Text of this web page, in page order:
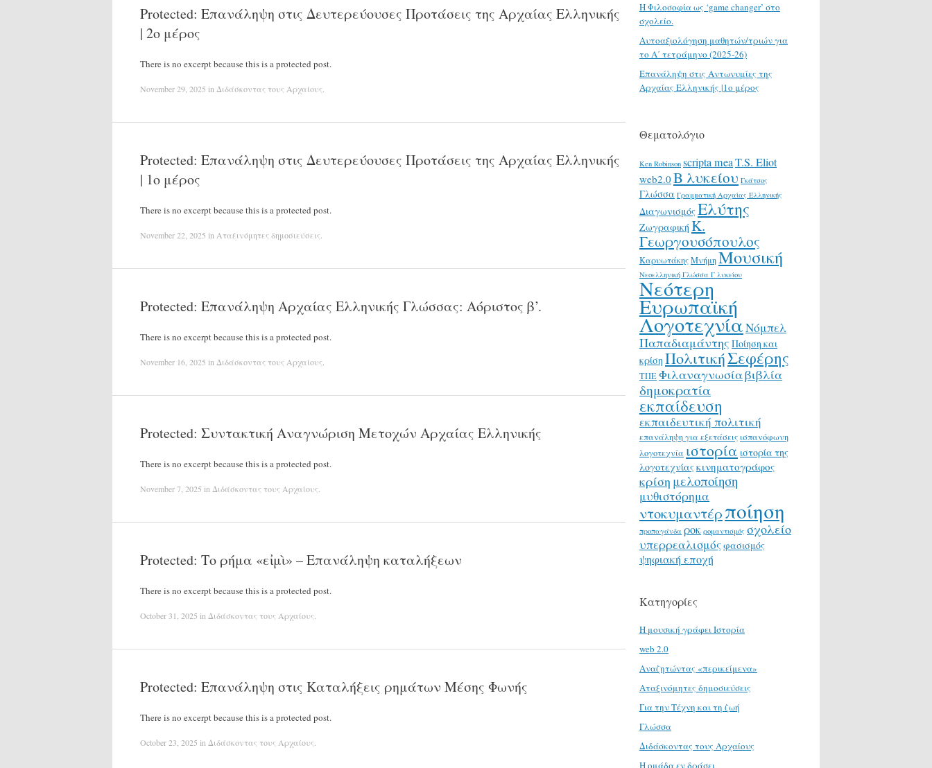
Protected: Επανάληψη στις Δευτερεύουσες Προτάσεις της Αρχαίας Ελληνικής
| 2ο μέρος
There is no excerpt because this is a protected post.
November 29, 2025 in Διδάσκοντας τους Αρχαίους
Protected: Επανάληψη στις Δευτερεύουσες Προτάσεις της Αρχαίας Ελληνικής
| 1ο μέρος
There is no excerpt because this is a protected post.
November 22, 2025 in Αταξινόμητες δημοσιεύσεις
Protected: Επανάληψη Αρχαίας Ελληνικής Γλώσσας: Αόριστος β’.
There is no excerpt because this is a protected post.
November 16, 2025 in Διδάσκοντας τους Αρχαίους
Protected: Συντακτική Αναγνώριση Μετοχών Αρχαίας Ελληνικής
There is no excerpt because this is a protected post.
November 7, 2025 in Διδάσκοντας τους Αρχαίους
Protected: Το ρήμα «εἰμὶ» – Επανάληψη καταλήξεων
There is no excerpt because this is a protected post.
October 31, 2025 in Διδάσκοντας τους Αρχαίους
Protected: Επανάληψη στις Καταλήξεις ρημάτων Μέσης Φωνής
There is no excerpt because this is a protected post.
October 23, 2025 in Διδάσκοντας τους Αρχαίους
H Φιλοσοφία ως ‘game changer’ στο
σχολείο.
Αυτοαξιολόγηση μαθητών/τριών για
το Α΄ τετράμηνο (2025-26)
Επανάληψη στις Αντωνυμίες της
Αρχαίας Ελληνικής |1ο μέρος
Θεματολόγιο
Ken Robinson scripta meaT.S. Eliot
web2.0 Β λυκείου Γκάτσος
Γλώσσα Γραμματική Αρχαίας Ελληνικής
ΔιαγωνισμόςΕλύτης
Ζωγραφική Κ.
Γεωργουσόπουλος
ΚαρυωτάκηςΜνήμηΜουσική
Νεοελληνική Γλώσσα Γ λυκείου
Νεότερη
Ευρωπαϊκή
ΛογοτεχνίαΝόμπελ
Παπαδιαμάντης Ποίηση και
κρίση ΠολιτικήΣεφέρης
ΤΠΕΦιλαναγνωσίαβιβλία
δημοκρατία
εκπαίδευση
εκπαιδευτική πολιτική
επανάληψη για εξετάσεις ισπανόφωνη
λογοτεχνία ιστορία ιστορία της
λογοτεχνίαςκινηματογράφος
κρίση μελοποίηση
μυθιστόρημα
ντοκυμαντέρποίηση
προπαγάνδα ροκ ρομαντισμός σχολείο
υπερρεαλισμόςφασισμός
ψηφιακή εποχή
Κατηγορίες
H μουσική γράφει Ιστορία
web 2.0
Αναζητώντας «περικείμενα»
Αταξινόμητες δημοσιεύσεις
Για την Τέχνη και τη ζωή
Γλώσσα
Διδάσκοντας τους Αρχαίους
Η ομάδα εν δράσει